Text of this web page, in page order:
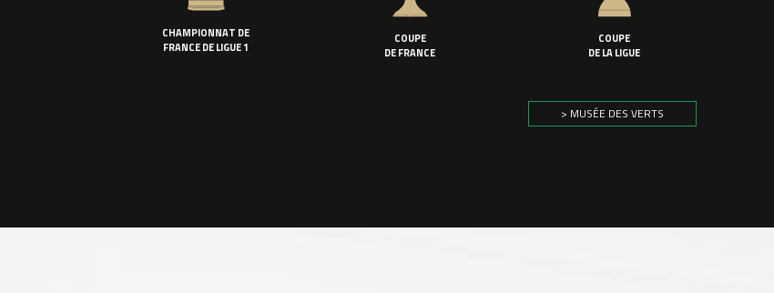
CHAMPIONNAT DE
FRANCE DE LIGUE 1
COUPE
DE FRANCE
COUPE
DE LA LIGUE
> MUSÉE DES VERTS